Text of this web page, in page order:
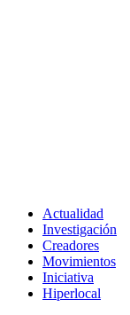
Actualidad
Investigación
Creadores
Movimientos
Iniciativa
Hiperlocal